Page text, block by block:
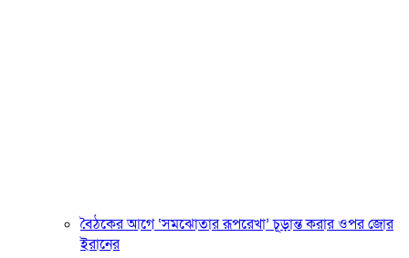
বৈঠকের আগে ‘সমঝোতার রূপরেখা’ চূড়ান্ত করার ওপর জোর
ইরানের